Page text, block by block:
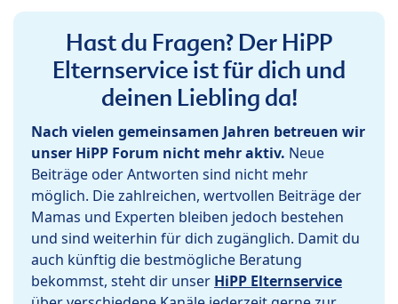
Hast du Fragen? Der HiPP
Elternservice ist für dich und
deinen Liebling da!
Nach vielen gemeinsamen Jahren betreuen wir
unser HiPP Forum nicht mehr aktiv. Neue
Beiträge oder Antworten sind nicht mehr
möglich. Die zahlreichen, wertvollen Beiträge der
Mamas und Experten bleiben jedoch bestehen
und sind weiterhin für dich zugänglich. Damit du
auch künftig die bestmögliche Beratung
bekommst, steht dir unser HiPP Elternservice